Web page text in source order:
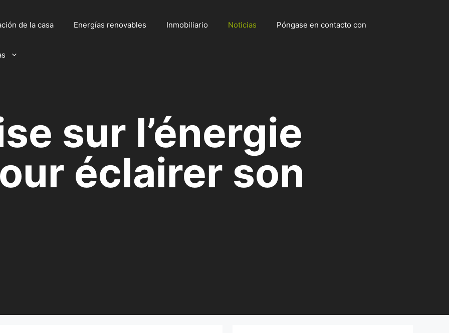
de la casa Energías renovables Inmobiliario Noticias Póngase en contacto con
sur l’énergie
éclairer son